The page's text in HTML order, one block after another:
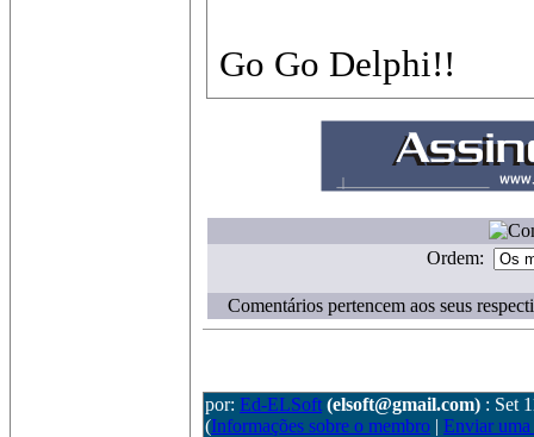
Go Go Delphi!!
Ordem:
Comentários pertencem aos seus
por: Ed-ELSoft (elsoft@gmail.com) : Set
(Informações sobre o membro | Enviar uma